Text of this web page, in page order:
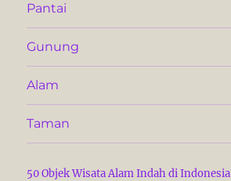
Pantai
Gunung
Alam
Taman
50 Objek Wisata Alam Indah di Indonesia